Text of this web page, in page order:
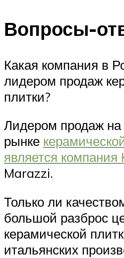
Вопросы-
Какая компания в
лидером продаж
плитки?
Лидером продаж на
рынке
является компания
Marazzi.
Только ли
большой разброс
керамической
итальянских